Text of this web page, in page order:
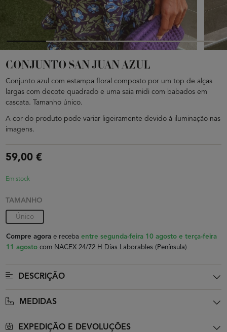
CONJUNTO SAN JUAN AZUL
Conjunto azul com estampa floral composto por um top de alças
largas com decote quadrado e uma saia midi com babados em
cascata. Tamanho único.
A cor do produto pode variar ligeiramente devido à iluminação nas
imagens.
59,00 €
Em stock
TAMANHO
Único
Compre agorae receba entre segunda-feira 10 agosto e terça-feira
11 agosto com NACEX 24/72 H Días Laborables (Península)
DESCRIÇÃO
MEDIDAS
EXPEDIÇÃO E DEVOLUÇÕES